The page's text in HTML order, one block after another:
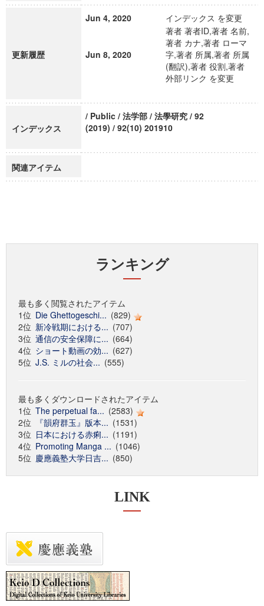
更新履歴
Jun 4, 2020 インデックス を変更
Jun 8, 2020
著者 著者ID,著者 名前,
著者 カナ,著者 ローマ
字,著者 所属,著者 所属
(翻訳),著者 役割,著者
外部リンク を変更
インデックス
/ Public / 法学部 / 法學研究 / 92
(2019) / 92(10) 201910
関連アイテム
ランキング
最も多く閲覧されたアイテム
1位 Die Ghettogeschi... (829)
2位 新冷戦期における... (707)
3位 通信の安全保障に... (664)
4位 ショート動画の効... (627)
5位 J.S. ミルの社会... (555)
最も多くダウンロードされたアイテム
1位 The perpetual fa... (2583)
2位
『韻府群玉』版本... (1531)
3位 日本における赤痢... (1191)
4位 Promoting Manga ... (1046)
5位 慶應義塾大学日吉... (850)
LINK